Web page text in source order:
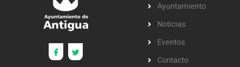
Ayuntamiento
Noticias
Eventos
Contacto